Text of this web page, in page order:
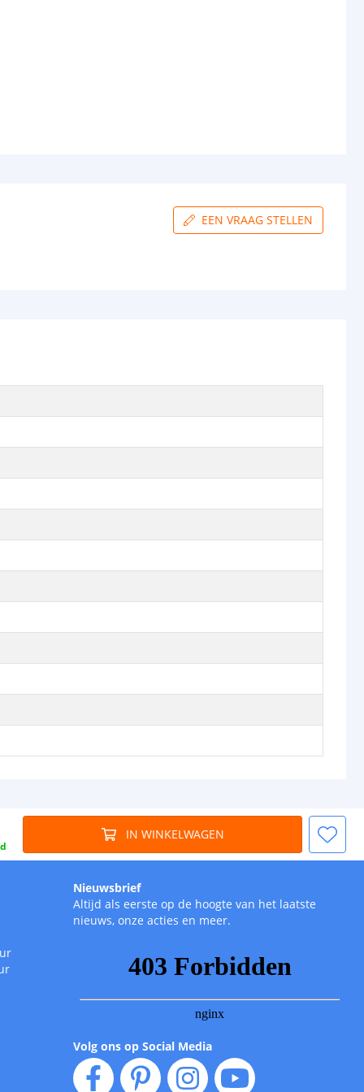
EEN VRAAG STELLEN
IN WINKELWAGEN
Nieuwsbrief
Altijd als eerste op de hoogte van het laatste
nieuws, onze acties en meer.
Volg ons op Social Media